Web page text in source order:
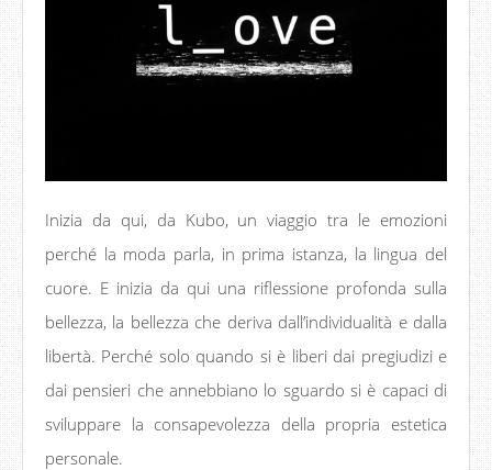
Inizia da qui, da Kubo, un viaggio tra le emozioni
perché la moda parla, in prima istanza, la lingua del
cuore. E inizia da qui una riflessione profonda sulla
bellezza, la bellezza che deriva dall’individualità e dalla
libertà. Perché solo quando si è liberi dai pregiudizi e
dai pensieri che annebbiano lo sguardo si è capaci di
sviluppare la consapevolezza della propria estetica
personale.